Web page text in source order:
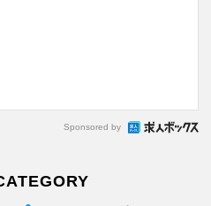
Sponsored by